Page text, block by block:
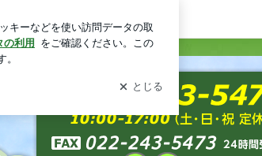
ログイン